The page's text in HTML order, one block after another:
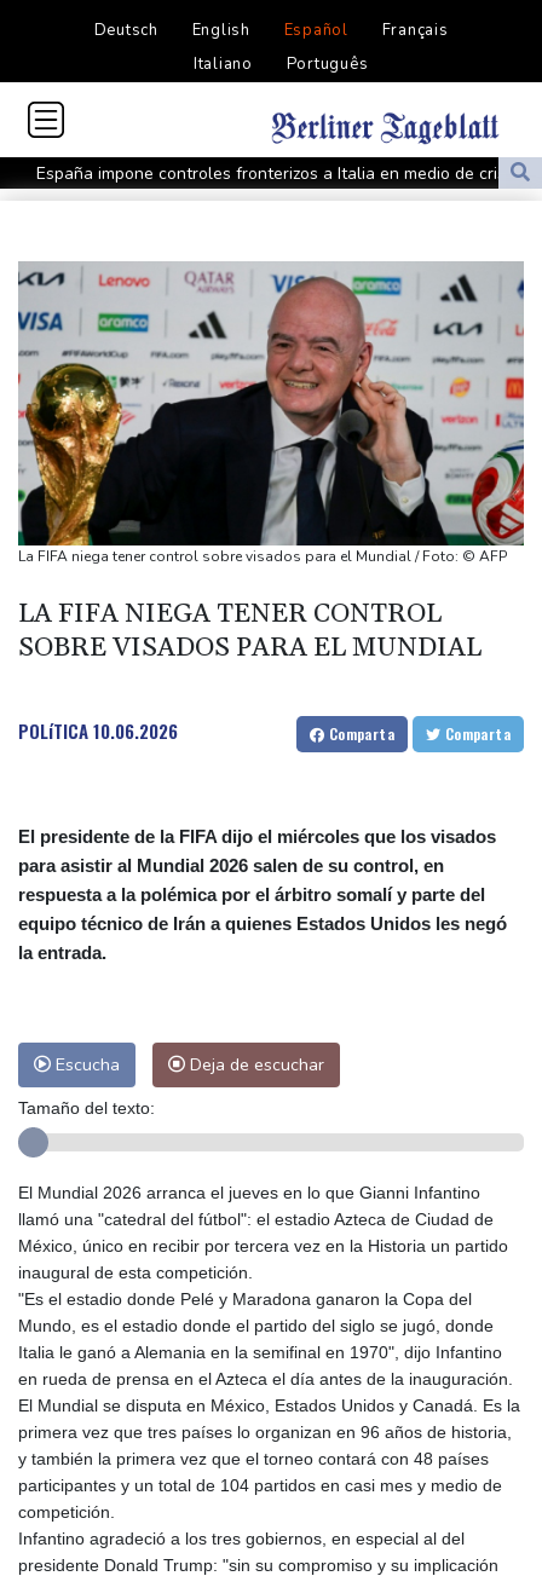
Deutsch English Español
Français
Italiano
Português
España impone controles fronterizos a Italia en medio de crisis
por migrantes
De la Espriella: un millonario pro-Trump en la presidencia de
Colombia
España lanza un ultimátum a Italia para que levante controles
fronterizos
Exabogado de Trump listo para ser confirmado como fiscal
general de EEUU
Muere el productor William Orbit, que colaboró con Madonna en
"Ray of Light"
Los rebeldes hutíes continúan su ofensiva en Yemen con
La OMS propone probar en RDC una vacuna ya existente contra
otra cepa del ébola
México y Perú restablecen sus relaciones diplomáticas tras una
La FIFA niega tener control sobre visados para el Mundial / Foto: © AFP
LA FIFA NIEGA TENER CONTROL
SOBRE VISADOS PARA EL MUNDIAL
POLíTICA10.06.2026 Comparta Comparta
El presidente de la FIFA dijo el miércoles que los visados
para asistir al Mundial 2026 salen de su control, en
respuesta a la polémica por el árbitro somalí y parte del
equipo técnico de Irán a quienes Estados Unidos les negó
la entrada.
Escucha Deja de escuchar
Tamaño del texto:
El Mundial 2026 arranca el jueves en lo que Gianni Infantino
llamó una "catedral del fútbol": el estadio Azteca de Ciudad de
México, único en recibir por tercera vez en la Historia un partido
inaugural de esta competición.
"Es el estadio donde Pelé y Maradona ganaron la Copa del
Mundo, es el estadio donde el partido del siglo se jugó, donde
Italia le ganó a Alemania en la semifinal en 1970", dijo Infantino
en rueda de prensa en el Azteca el día antes de la inauguración.
El Mundial se disputa en México, Estados Unidos y Canadá. Es la
primera vez que tres países lo organizan en 96 años de historia,
y también la primera vez que el torneo contará con 48 países
participantes y un total de 104 partidos en casi mes y medio de
competición.
Infantino agradeció a los tres gobiernos, en especial al del
presidente Donald Trump: "sin su compromiso y su implicación